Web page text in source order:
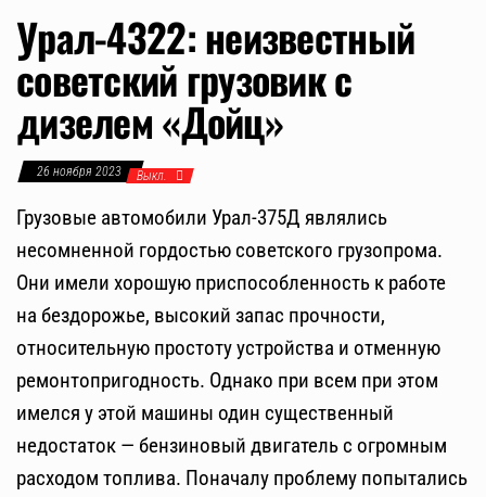
Урал-4322: неизвестный
советский грузовик с
дизелем «Дойц»
26 ноября 2023 Выкл.
Грузовые автомобили Урал-375Д являлись
несомненной гордостью советского грузопрома.
Они имели хорошую приспособленность к работе
на бездорожье, высокий запас прочности,
относительную простоту устройства и отменную
ремонтопригодность. Однако при всем при этом
имелся у этой машины один существенный
недостаток — бензиновый двигатель с огромным
расходом топлива. Поначалу проблему попытались